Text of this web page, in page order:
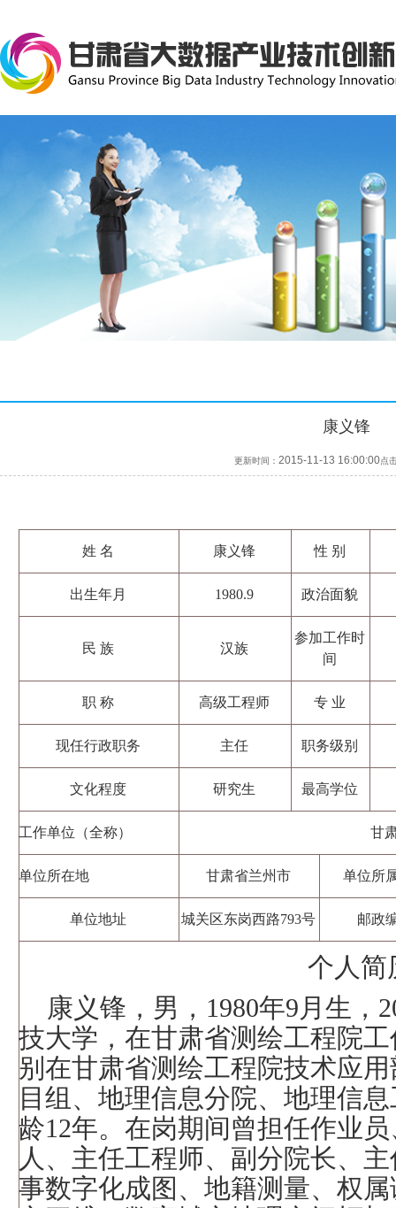
康义锋
更新时间： 2015-11-13 16:00:00点
姓 名 康义锋 性 别
出生年月 1980.9 政治面貌
民 族 汉族
参加工作时
间
职 称 高级工程师 专 业
现任行政职务 主任 职务级别
文化程度 研究生 最高学位
工作单位（全称） 甘
单位所在地 甘肃省兰州市 单位所
单位地址 城关区东岗西路793号 邮政
个人简
康义锋，男， 1980年9 月生，
技大学，在甘肃省测绘工程院
别在甘肃省测绘工程院技术应
目组、地理信息分院、地理信
龄12年。在岗期间曾担任作业
人、主任工程师、副分院长、
事数字化成图、地籍测量、权